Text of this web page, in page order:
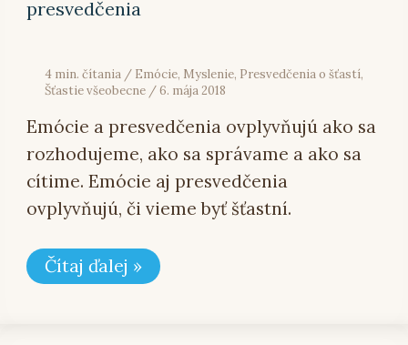
presvedčenia
4 min. čítania/ Emócie, Myslenie, Presvedčenia o šťastí,
Šťastie všeobecne/6. mája 2018
Emócie a presvedčenia ovplyvňujú ako sa
rozhodujeme, ako sa správame a ako sa
cítime. Emócie aj presvedčenia
ovplyvňujú, či vieme byť šťastní.
emócie
Čítaj ďalej »